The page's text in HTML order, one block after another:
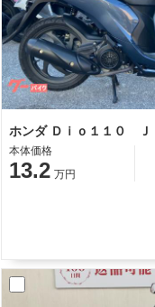
本体価格
13.2 万円